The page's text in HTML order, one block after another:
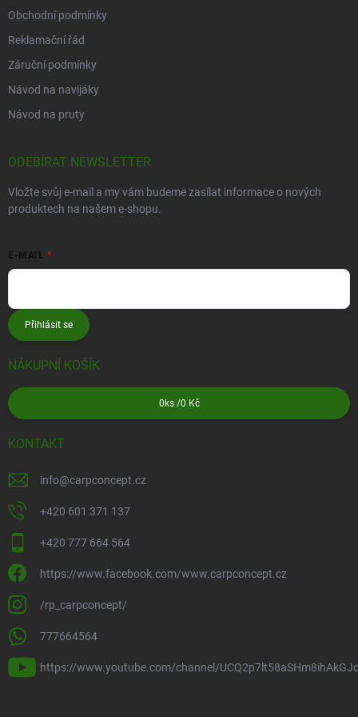
Obchodní podmínky
Reklamační řád
Záruční podmínky
Návod na navijáky
Návod na pruty
ODEBÍRAT NEWSLETTER
Vložte svůj e-mail a my vám budeme zasílat informace o nových
produktech na našem e-shopu.
E-MAIL
Přihlásit se
NÁKUPNÍ KOŠÍK
0ks /0 Kč
KONTAKT
info@carpconcept.cz
+420 601 371 137
+420 777 664 564
https://www.facebook.com/www.carpconcept.cz
/rp_carpconcept/
777664564
https://www.youtube.com/channel/